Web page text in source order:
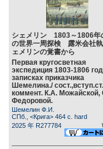
シェメリン 1803～1806年
の世界一周探検 露米会社
ェメリンの覚書から
Первая кругосветная
экспедиция 1803-1806
записках приказчика
Шемелина./
коммент. К.А. Можайской,
Федоровой.
Шемелин Ф.И.
СПб., <Крига> 464 c. hard
2025 年 R277784